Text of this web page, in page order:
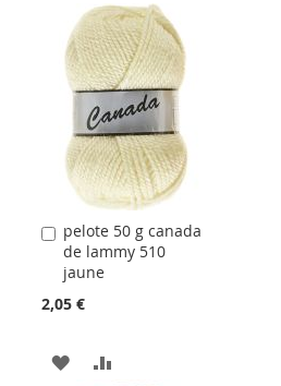
À
LA
LISTE
D'ACHATS
AU
COMPARATEUR
pelote 50 g canada
de lammy 510
jaune
2,05 €
Ajouter
au
panier
AJOUTER